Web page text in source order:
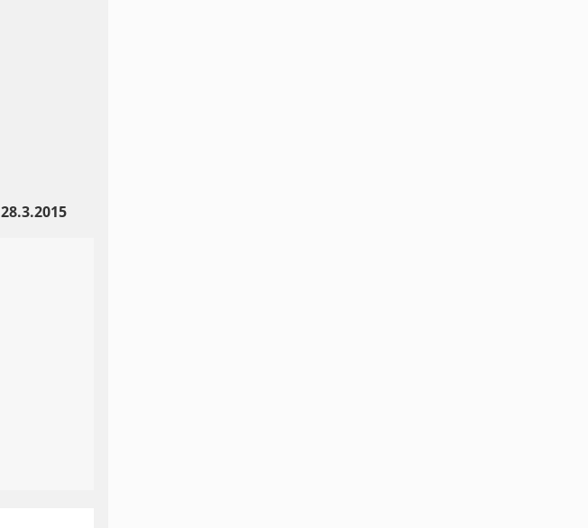
28.3.2015